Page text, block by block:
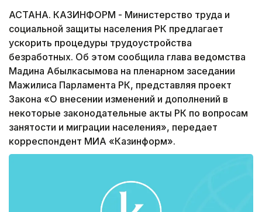
АСТАНА. КАЗИНФОРМ - Министерство труда и
социальной защиты населения РК предлагает
ускорить процедуры трудоустройства
безработных. Об этом сообщила глава ведомства
Мадина Абылкасымова на пленарном заседании
Мажилиса Парламента РК, представляя проект
Закона «О внесении изменений и дополнений в
некоторые законодательные акты РК по вопросам
занятости и миграции населения», передает
корреспондент МИА «Казинформ».